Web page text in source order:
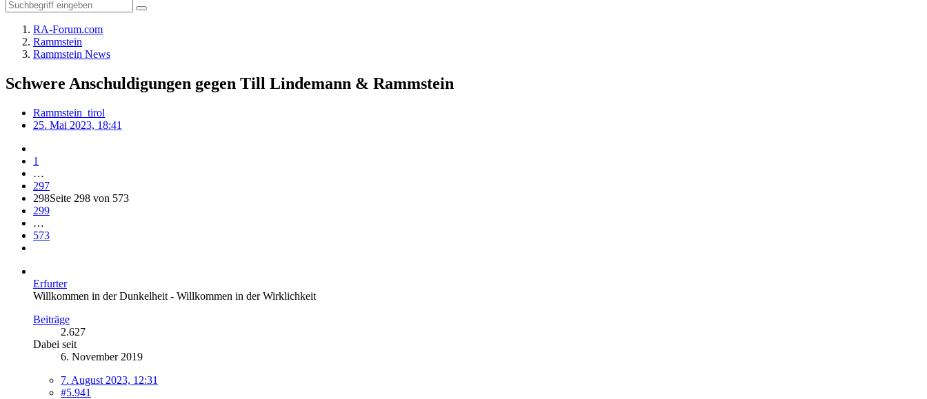
RA-Forum.com
Rammstein
Rammstein News
Schwere Anschuldigungen gegen Till Lindemann & Rammstein
Rammstein_tirol
25. Mai 2023, 18:41
1
…
297
298Seite 298 von 573
299
…
573
Erfurter
Willkommen in der Dunkelheit - Willkommen in der Wirklichkeit
Beiträge
2.627
Dabei seit
6. November 2019
7. August 2023, 12:31
#5.941